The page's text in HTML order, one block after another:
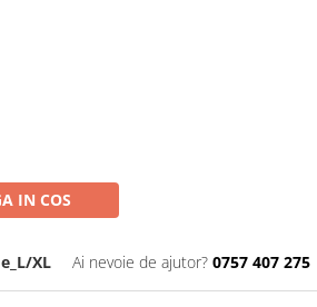
IN COS
XL Ai nevoie de ajutor? 0757 407 275